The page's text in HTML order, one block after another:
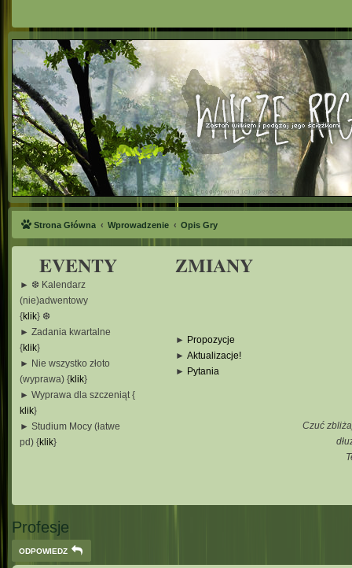
Strona Główna Wprowadzenie Opis Gry
EVENTY ZMIANY
► ❆ Kalendarz
(nie)adwentowy
{klik} ❆
► Zadania kwartalne
{klik}
► Nie wszystko złoto
(wyprawa) {klik}
► Wyprawa dla szczeniąt {
klik}
► Studium Mocy (łatwe
pd) {klik}
► Propozycje
► Aktualizacje!
► Pytania
Czuć
Profesje
ODPOWIEDZ